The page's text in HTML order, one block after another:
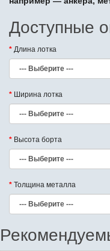
Доступные
Длина лотка
Ширина лотка
Высота борта
Толщина металла